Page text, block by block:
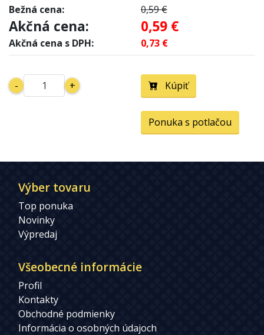
Bežná cena: 0,59 €
Akčná cena: 0,59 €
Akčná cena s DPH: 0,73 €
- + Kúpiť
Ponuka s potlačou
Výber tovaru
Top ponuka
Novinky
Výpredaj
Všeobecné informácie
Profil
Kontakty
Obchodné podmienky
Informácia o osobných údajoch